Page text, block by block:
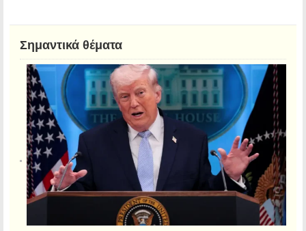
Σημαντικά θέματα